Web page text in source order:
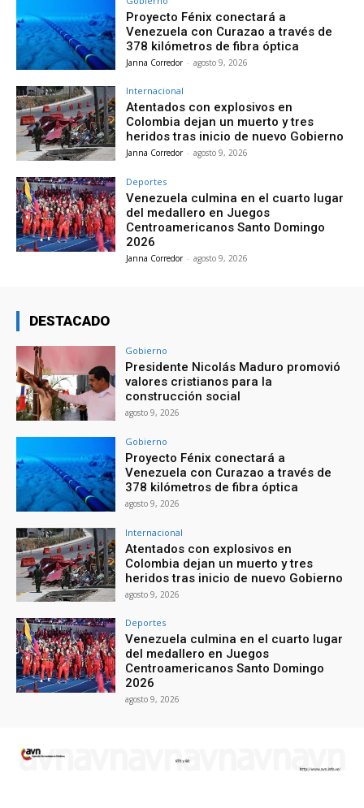
Proyecto Fénix conectará a
Venezuela con Curazao a través de
378 kilómetros de fibra óptica
Janna Corredor - agosto 9, 2026
Internacional
Atentados con explosivos en
Colombia dejan un muerto y tres
heridos tras inicio de nuevo Gobierno
Janna Corredor - agosto 9, 2026
Deportes
Venezuela culmina en el cuarto lugar
del medallero en Juegos
Centroamericanos Santo Domingo
2026
Janna Corredor - agosto 9, 2026
DESTACADO
Gobierno
Presidente Nicolás Maduro promovió
valores cristianos para la
construcción social
agosto 9, 2026
Gobierno
Proyecto Fénix conectará a
Venezuela con Curazao a través de
378 kilómetros de fibra óptica
agosto 9, 2026
Internacional
Atentados con explosivos en
Colombia dejan un muerto y tres
heridos tras inicio de nuevo Gobierno
agosto 9, 2026
Deportes
Venezuela culmina en el cuarto lugar
del medallero en Juegos
Centroamericanos Santo Domingo
2026
agosto 9, 2026